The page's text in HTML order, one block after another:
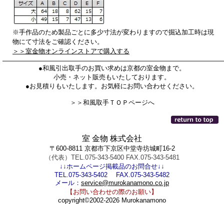
※手作品のため製品ごとに多少寸法が変わりますので掘込加工時は現
物にて寸法をご確認ください。
＞＞室金物オンラインストアで購入する
●和風引出取手のお買い求めは京都の室金物まで。
小売・ネット販売もいたしております。
●お見積りもいたします。お気軽にお問い合わせください。
＞＞和風取手ＴＯＰページへ
室 金物 株式会社
〒600-8811 京都市下京区中堂寺坊城町16-2
（代表）TEL.075-343-5400 FAX.075-343-5481
↓↓ホームページ掲載品のお問合せ↓↓
TEL.075-343-5402 FAX.075-343-5482
メール： service@murokanamono.co.jp
【お問い合わせの際のお願い】
copyright©2002-2026 Murokanamono